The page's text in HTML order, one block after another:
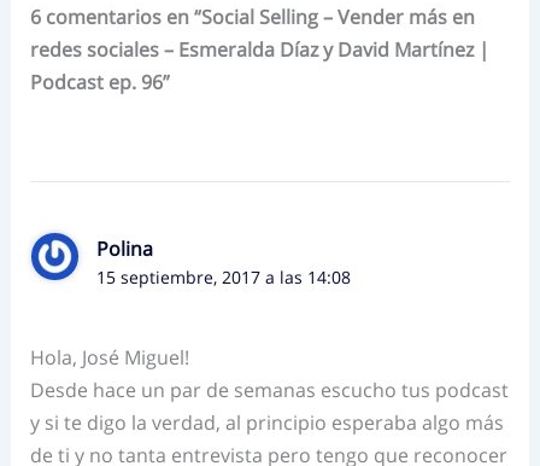
6 comentarios en “Social Selling – Vender más en
redes sociales – Esmeralda Díaz y David Martínez |
Podcast ep. 96”
Polina
15 septiembre, 2017 a las 14:08
Hola, José Miguel!
Desde hace un par de semanas escucho tus podcast
y si te digo la verdad, al principio esperaba algo más
de ti y no tanta entrevista pero tengo que reconocer